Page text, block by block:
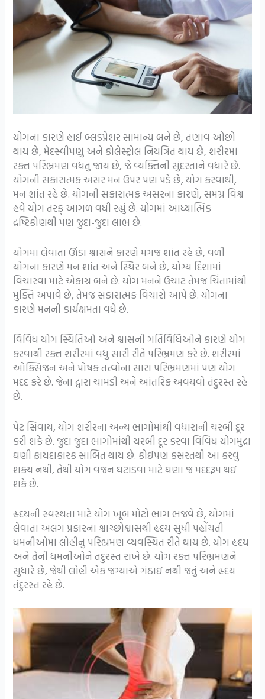
યોગના કારણે હાઈ બ્લડપ્રેશર સામાન્ય બને છે, તણાવ ઓછો
થાય છે, મેદસ્વીપણું અને કોલેસ્ટ્રોલ નિયંત્રિત થાય છે, શરીરમાં
રક્ત પરિભ્રમણ વધતું જાય છે, જે વ્યક્તિની સુંદરતાને વધારે છે.
યોગની સકારાત્મક અસર મન ઉપર પણ પડે છે, યોગ કરવાથી,
મન શાંત રહે છે. યોગની સકારાત્મક અસરના કારણે, સમગ્ર વિશ્વ
હવે યોગ તરફ્ આગળ વધી રહ્યું છે. યોગમાં આધ્યાત્મિક
દ્રષ્ટિકોણથી પણ જુદા-જુદા લાભ છે.
યોગમાં લેવાતા ઊંડા શ્વાસને કારણે મગજ શાંત રહે છે, વળી
યોગના કારણે મન શાંત અને સ્થિર બને છે, યોગ્ય દિશામાં
વિચારવા માટે એકાગ્ર બને છે. યોગ મનને ઉચાટ તેમજ ચિંતામાંથી
મુક્તિ અપાવે છે, તેમજ સકારાત્મક વિચારો આપે છે. યોગના
કારણે મનની કાર્યક્ષમતા વધે છે.
વિવિધ યોગ સ્થિતિઓ અને શ્વાસની ગતિવિધિઓને કારણે યોગ
કરવાથી રક્ત શરીરમાં વધુ સારી રીતે પરિભ્રમણ કરે છે. શરીરમાં
ઓક્સિજન અને પોષક તત્ત્વોના સારા પરિભ્રમણમાં પણ યોગ
મદદ કરે છે. જેના દ્વારા ચામડી અને આંતરિક અવયવો તંદુરસ્ત રહે
છે.
પેટ સિવાય, યોગ શરીરના અન્ય ભાગોમાંથી વધારાની ચરબી દૂર
કરી શકે છે. જુદા જુદા ભાગોમાંથી ચરબી દૂર કરવા વિવિધ યોગમુદ્રા
ઘણી ફાયદાકારક સાબિત થાય છે. કોઈપણ કસરતથી આ કરવું
શક્ય નથી, તેથી યોગ વજન ઘટાડવા માટે ઘણા જ મદદરૂપ થઇ
શકે છે.
હૃદયની સ્વસ્થતા માટે યોગ ખૂબ મોટો ભાગ ભજવે છે, યોગમાં
લેવાતા અલગ પ્રકારના શ્વાચ્છોશ્વાસથી હૃદય સુધી પહોંચતી
ધમનીઓમાં લોહીનું પરિભ્રમણ વ્યવસ્થિત રીતે થાય છે. યોગ હૃદય
અને તેની ધમનીઓને તંદુરસ્ત રાખે છે. યોગ રક્ત પરિભ્રમણને
સુધારે છે, જેથી લોહી એક જગ્યાએ ગંઠાઇ નથી જતું અને હૃદય
તંદુરસ્ત રહે છે.